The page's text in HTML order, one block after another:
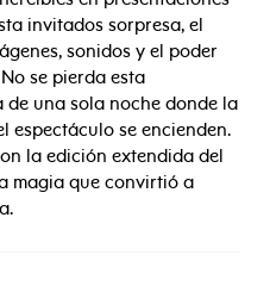
invitados sorpresa, el
sonidos y el poder
se pierda esta
una sola noche donde la
espectáculo se encienden.
la edición extendida del
magia que convirtió a